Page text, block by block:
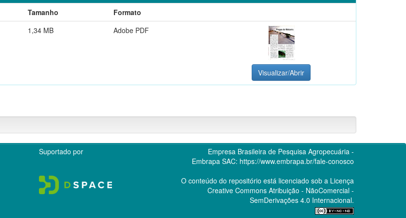
Tamanho
Formato
1,34 MB Adobe PDF
Visualizar/Abrir
Suportado por
Empresa Brasileira de Pesquisa Agropecuária -
Embrapa SAC: https://www.embrapa.br/fale-conosco
O conteúdo do repositório está licenciado sob a Licença
Creative CommonsAtribuição - NãoComercial -
SemDerivações 4.0 Internacional.